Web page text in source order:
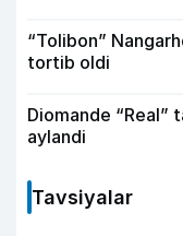
“Tolibon”
tortib oldi
Diomande
aylandi
Tavsiyalar